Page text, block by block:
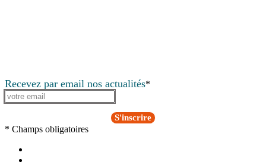
Recevez par email nos actualités*
S'inscrire
* Champs obligatoires